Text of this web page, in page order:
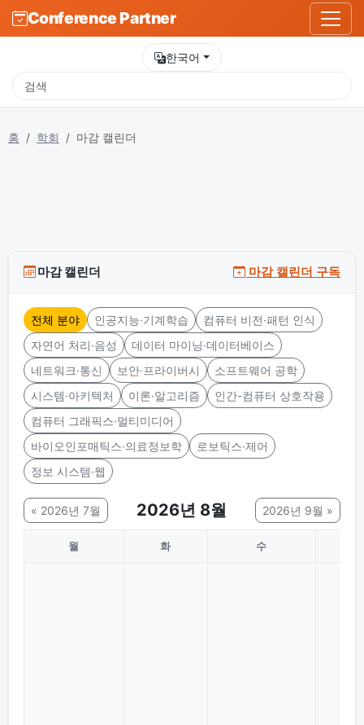
Conference Partner
한국어
홈 학회 마감 캘린더
마감 캘린더 마감 캘린더 구독
전체 분야 인공지능·기계학습
컴퓨터 비전·패턴 인식
자연어 처리·음성
데이터 마이닝·데이터베이스
네트워크·통신
보안·프라이버시
소프트웨어 공학
시스템·아키텍처
이론·알고리즘
인간-컴퓨터 상호작용
컴퓨터 그래픽스·멀티미디어
바이오인포매틱스·의료정보학
로보틱스·제어
정보 시스템·웹
« 2026년 7월 2026년 8월 2026년 9월 »
월 화 수